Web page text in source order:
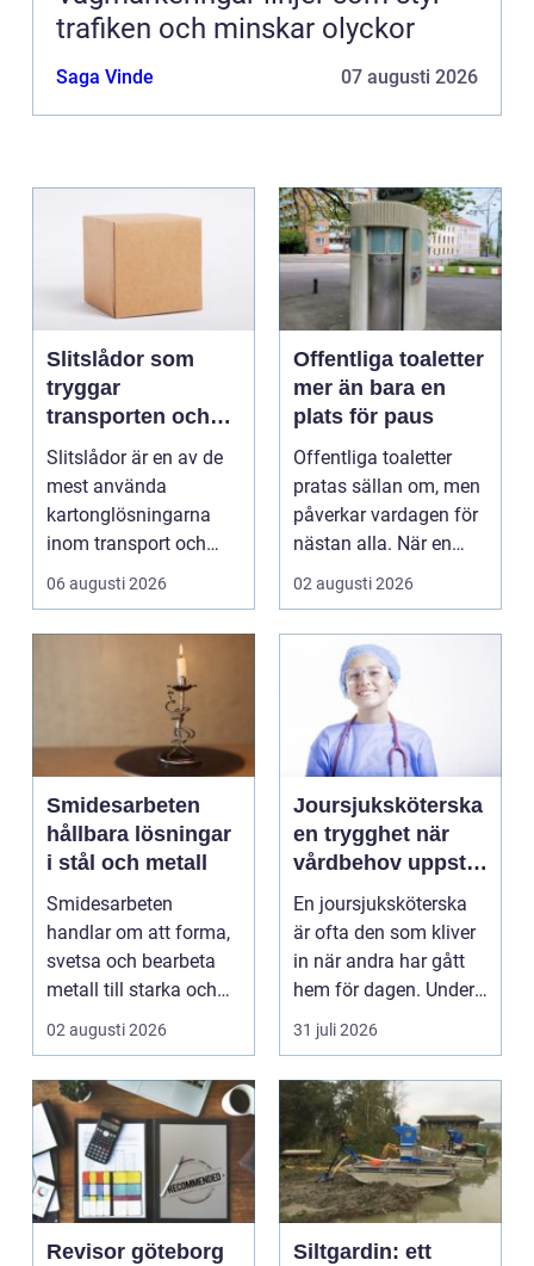
trafiken och minskar olyckor
Saga Vinde 07 augusti 2026
Slitslådor som
tryggar
transporten och
stärker varumärket
Slitslådor är en av de
mest använda
kartonglösningarna
inom transport och
logis...
06 augusti 2026
Offentliga toaletter
mer än bara en
plats för paus
Offentliga toaletter
pratas sällan om, men
påverkar vardagen för
nästan alla. När en
stad, park elle...
02 augusti 2026
Smidesarbeten
hållbara lösningar
i stål och metall
Smidesarbeten
handlar om att forma,
svetsa och bearbeta
metall till starka och
hållbara konstruktion...
02 augusti 2026
Joursjuksköterska
en trygghet när
vårdbehov uppstår
dygnet runt
En joursjuksköterska
är ofta den som kliver
in när andra har gått
hem för dagen. Under
sena kvällar,...
31 juli 2026
Revisor göteborg
Siltgardin: ett